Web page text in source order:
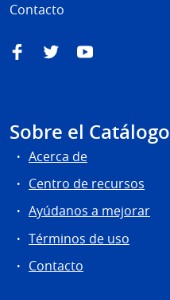
Contacto
FacebookTwitterYouTube
Sobre el Catálogo
Acerca de
Centro de recursos
Ayúdanos a mejorar
Términos de uso
Contacto